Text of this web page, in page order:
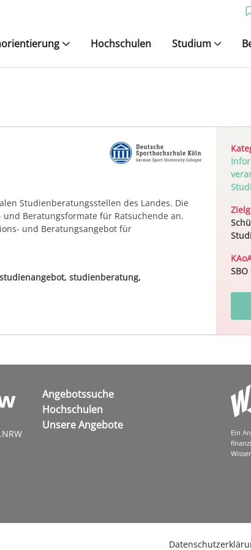
Hochschulen Studium
Studienberatungsstellen des Landes. Die
Beratungsformate für Ratsuchende an.
und Beratungsangebot für
studienberatung,
SBO
Angebotssuche
Hochschulen
Unsere Angebote
Ein